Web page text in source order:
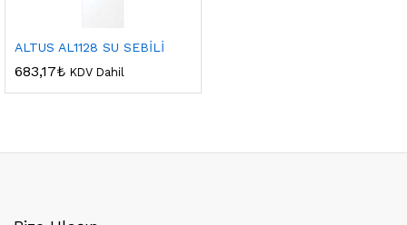
ALTUS AL1128 SU SEBİLİ
683,17₺ KDV Dahil